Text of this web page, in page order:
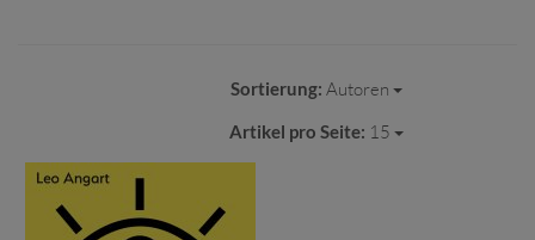
Sortierung: Autoren
Artikel pro Seite: 15